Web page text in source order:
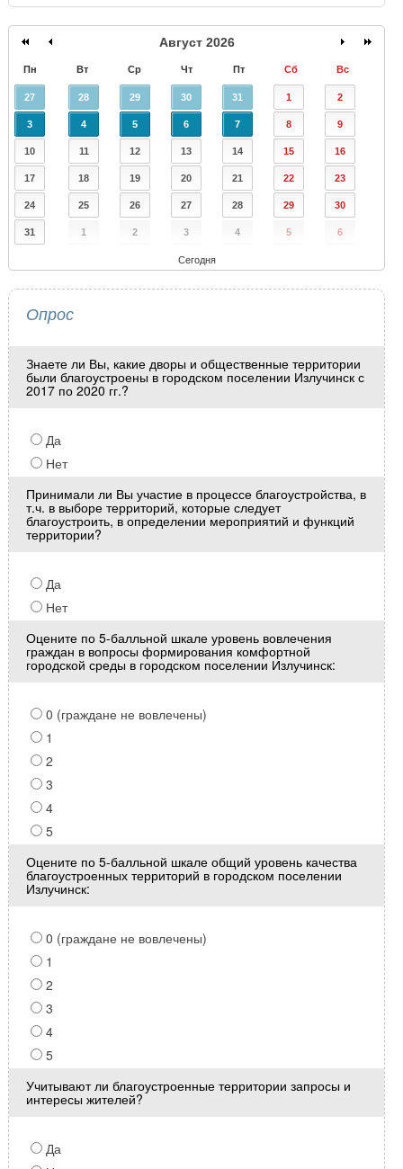
Август 2026
Пн Вт Ср Чт Пт Сб Вс
27 28 29 30 31 1 2
3 4 5 6 7 8 9
10 11 12 13 14 15 16
17 18 19 20 21 22 23
24 25 26 27 28 29 30
31 1 2 3 4 5 6
Сегодня
Опрос
Знаете ли Вы, какие дворы и общественные территории
были благоустроены в городском поселении Излучинск с
2017 по 2020 гг.?
Да
Нет
Принимали ли Вы участие в процессе благоустройства, в
т.ч. в выборе территорий, которые следует
благоустроить, в определении мероприятий и функций
территории?
Да
Нет
Оцените по 5-балльной шкале уровень вовлечения
граждан в вопросы формирования комфортной
городской среды в городском поселении Излучинск:
0 (граждане не вовлечены)
1
2
3
4
5
Оцените по 5-балльной шкале общий уровень качества
благоустроенных территорий в городском поселении
Излучинск:
0 (граждане не вовлечены)
1
2
3
4
5
Учитывают ли благоустроенные территории запросы и
интересы жителей?
Да